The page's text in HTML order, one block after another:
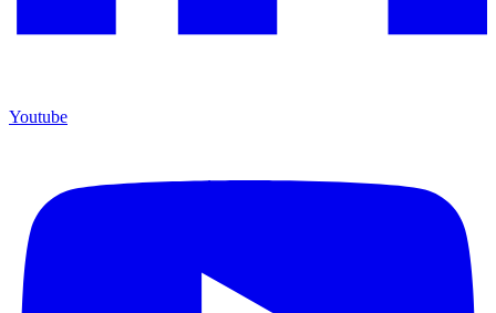
Youtube